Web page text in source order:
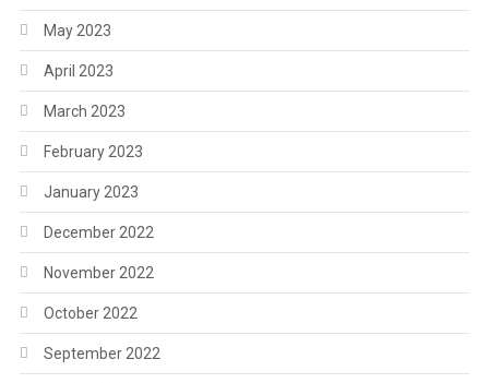
May 2023
April 2023
March 2023
February 2023
January 2023
December 2022
November 2022
October 2022
September 2022